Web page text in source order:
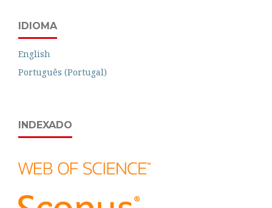
IDIOMA
English
Português (Portugal)
INDEXADO